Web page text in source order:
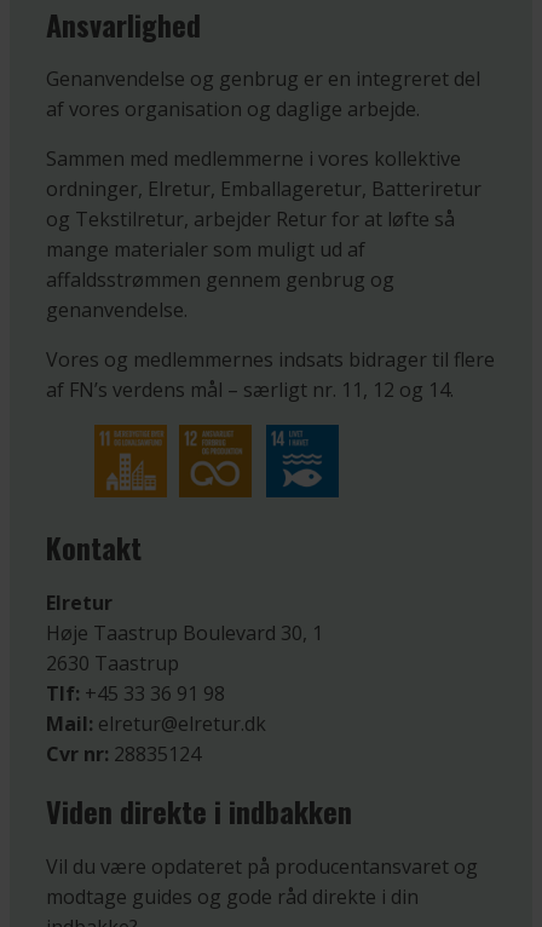
Ansvarlighed
Genanvendelse og genbrug er en integreret del
af vores organisation og daglige arbejde.
Sammen med medlemmerne i vores kollektive
ordninger, Elretur, Emballageretur, Batteriretur
og Tekstilretur, arbejder Retur for at løfte så
mange materialer som muligt ud af
affaldsstrømmen gennem genbrug og
genanvendelse.
Vores og medlemmernes indsats bidrager til flere
af FN’s verdens mål – særligt nr. 11, 12 og 14.
Kontakt
Elretur
Høje Taastrup Boulevard 30, 1
2630 Taastrup
Tlf: +45 33 36 91 98
Mail: elretur@elretur.dk
Cvr nr: 28835124
Viden direkte i indbakken
Vil du være opdateret på producentansvaret og
modtage guides og gode råd direkte i din